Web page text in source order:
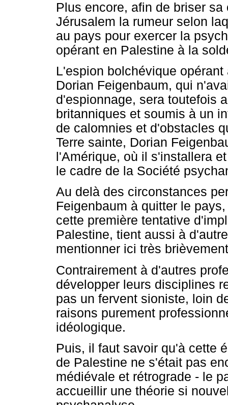
Plus encore, afin de briser
Jérusalem la rumeur selon
au pays pour exercer la
opérant en Palestine à la
L'espion bolchévique
Dorian Feigenbaum, qui
d'espionnage, sera toutefois
britanniques et soumis à un
de calomnies et d'obstacles
Terre sainte, Dorian
l'Amérique, où il s'installera
le cadre de la Société
Au delà des circonstances
Feigenbaum à quitter le
cette première tentative
Palestine, tient aussi à
mentionner ici très
Contrairement à d'autres
développer leurs disciplines
pas un fervent sioniste, loin
raisons purement
idéologique.
Puis, il faut savoir qu'à cette
de Palestine ne s'était pas
médiévale et rétrograde - le
accueillir une théorie si